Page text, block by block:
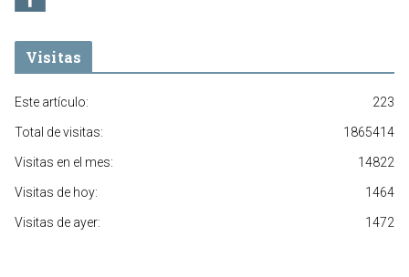
Visitas
223
Este artículo:
1865414
Total de visitas:
14822
Visitas en el mes:
1464
Visitas de hoy:
1472
Visitas de ayer: